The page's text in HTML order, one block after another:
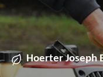
Hoerter Joseph